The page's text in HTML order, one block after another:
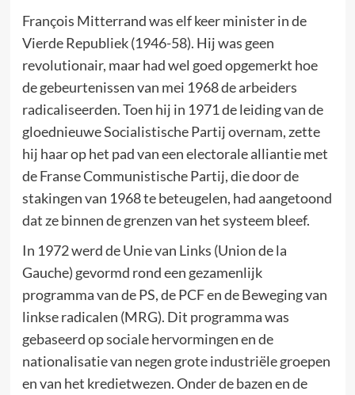
François Mitterrand was elf keer minister in de
Vierde Republiek (1946-58). Hij was geen
revolutionair, maar had wel goed opgemerkt hoe
de gebeurtenissen van mei 1968 de arbeiders
radicaliseerden. Toen hij in 1971 de leiding van de
gloednieuwe Socialistische Partij overnam, zette
hij haar op het pad van een electorale alliantie met
de Franse Communistische Partij, die door de
stakingen van 1968 te beteugelen, had aangetoond
dat ze binnen de grenzen van het systeem bleef.
In 1972 werd de Unie van Links (Union de la
Gauche) gevormd rond een gezamenlijk
programma van de PS, de PCF en de Beweging van
linkse radicalen (MRG). Dit programma was
gebaseerd op sociale hervormingen en de
nationalisatie van negen grote industriële groepen
en van het kredietwezen. Onder de bazen en de